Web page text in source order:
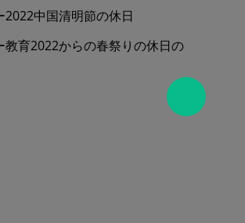
2022中国清明節の休日
教育2022からの春祭りの休日の